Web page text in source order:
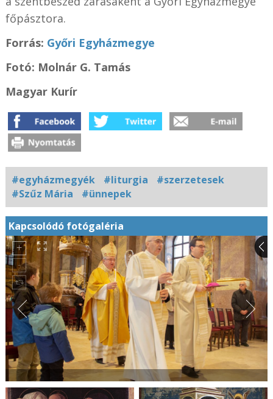
főpásztora.
Forrás: Győri Egyházmegye
Fotó: Molnár G. Tamás
Magyar Kurír
#egyházmegyék #liturgia
#szerzetesek
#Szűz Mária
#ünnepek
Kapcsolódó fotógaléria